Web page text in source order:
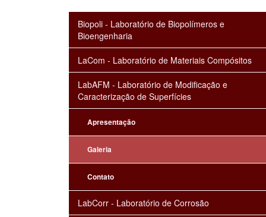
Biopoli - Laboratório de Biopolímeros e
Bioengenharia
LaCom - Laboratório de Materiais Compósitos
LabAFM - Laboratório de Modificação e
Caracterização de Superfícies
Apresentação
Galeria
Contato
LabCorr - Laboratório de Corrosão